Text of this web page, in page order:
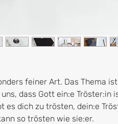
feiner Art. Das Thema ist
dass Gott ein:e Tröster:in
es dich zu trösten, dein:e
so trösten wie sie:er.